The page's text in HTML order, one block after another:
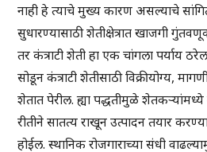
नाही हे त्याचे मुख्य कारण असल्याचे
सुधारण्यासाठी शेतीक्षेत्रात खाजगी
तर कंत्राटी शेती हा एक चांगला पर्याय
सोडून कंत्राटी शेतीसाठी विक्रीयोग्य,
शेतात पेरील. ह्या पद्धतीमुळे
रीतीने सातत्य राखून उत्पादन तयार
होईल. स्थानिक रोजगाराच्या संधी